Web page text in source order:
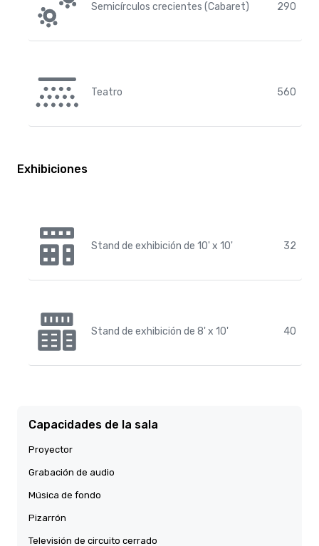
Semicírculos crecientes (Cabaret) 290
Teatro 560
Exhibiciones
Stand de exhibición de 10' x 10' 32
Stand de exhibición de 8' x 10' 40
Capacidades de la sala
Proyector
Grabación de audio
Música de fondo
Pizarrón
Televisión de circuito cerrado